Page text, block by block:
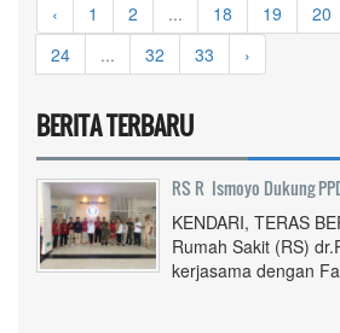
‹ 1 2 ... 18 19 20
24
... 32 33 ›
BERITA TERBARU
RS R Ismoyo Dukung
KENDARI, TERAS
Rumah Sakit (RS)
kerjasama dengan